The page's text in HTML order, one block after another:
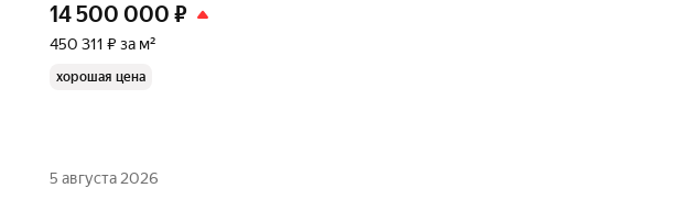
14 500 000 ₽
450 311 ₽ за м²
хорошая цена
5 августа 2026